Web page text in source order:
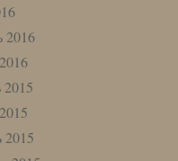
2016
2015
2015